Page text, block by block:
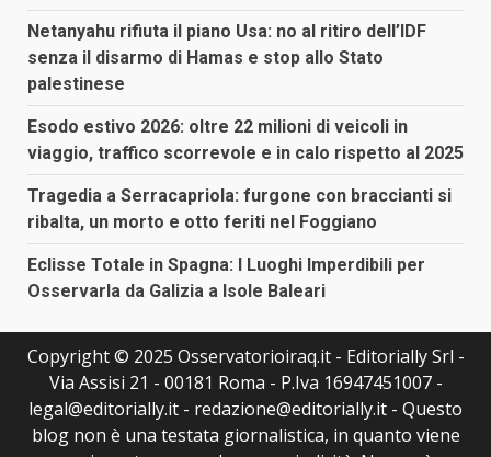
Netanyahu rifiuta il piano Usa: no al ritiro dell’IDF
senza il disarmo di Hamas e stop allo Stato
palestinese
Esodo estivo 2026: oltre 22 milioni di veicoli in
viaggio, traffico scorrevole e in calo rispetto al 2025
Tragedia a Serracapriola: furgone con braccianti si
ribalta, un morto e otto feriti nel Foggiano
Eclisse Totale in Spagna: I Luoghi Imperdibili per
Osservarla da Galizia a Isole Baleari
Copyright © 2025 Osservatorioiraq.it - Editorially Srl -
Via Assisi 21 - 00181 Roma - P.Iva 16947451007 -
legal@editorially.it - redazione@editorially.it - Questo
blog non è una testata giornalistica, in quanto viene